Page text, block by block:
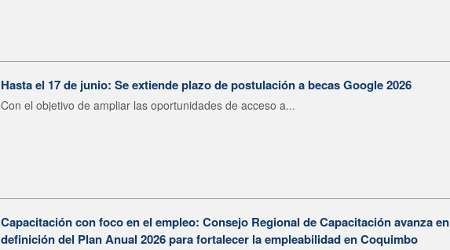
Hasta el 17 de junio: Se extiende plazo de postulación a becas Google 2026
Con el objetivo de ampliar las oportunidades de acceso a...
Capacitación con foco en el empleo: Consejo Regional de Capacitación avanza en
definición del Plan Anual 2026 para fortalecer la empleabilidad en Coquimbo